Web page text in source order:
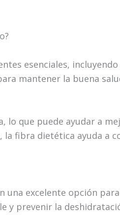
esenciales,
mantener la buena
lo que puede ayudar a
fibra dietética ayuda a
una excelente opción
y prevenir la